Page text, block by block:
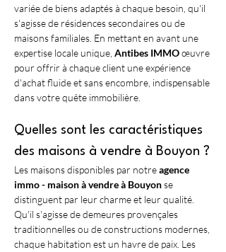
variée de biens adaptés à chaque besoin, qu'il
s'agisse de résidences secondaires ou de
maisons familiales. En mettant en avant une
expertise locale unique, Antibes IMMO œuvre
pour offrir à chaque client une expérience
d'achat fluide et sans encombre, indispensable
dans votre quête immobilière.
Quelles sont les caractéristiques
des maisons à vendre à Bouyon ?
Les maisons disponibles par notre agence
immo - maison à vendre à Bouyon se
distinguent par leur charme et leur qualité.
Qu'il s'agisse de demeures provençales
traditionnelles ou de constructions modernes,
chaque habitation est un havre de paix. Les